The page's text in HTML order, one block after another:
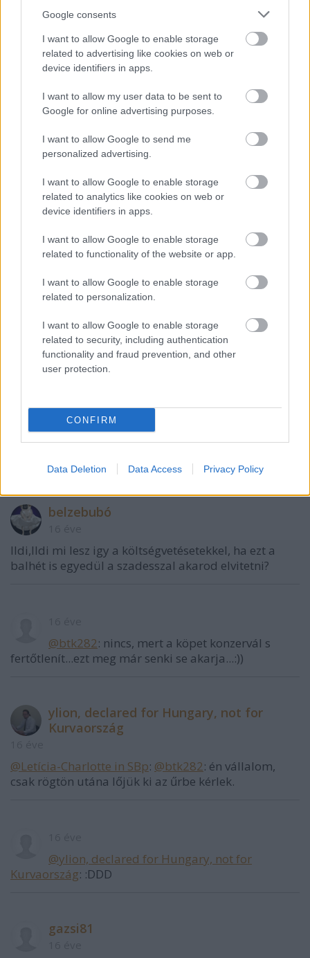
Google consents
I want to allow Google to enable storage
related to advertising like cookies on web or
device identifiers in apps.
I want to allow my user data to be sent to
Google for online advertising purposes.
I want to allow Google to send me
personalized advertising.
I want to allow Google to enable storage
related to analytics like cookies on web or
device identifiers in apps.
I want to allow Google to enable storage
related to functionality of the website or app.
I want to allow Google to enable storage
related to personalization.
I want to allow Google to enable storage
related to security, including authentication
functionality and fraud prevention, and other
user protection.
CONFIRM
Data Deletion Data Access Privacy Policy
16 éve
@lendvai attila: Lesz az 20% is, meglásd... :( Még tele
a buksza, még tele vannak lejárt szavatosságú
tésztával a raktárak.
16 éve
btk282
16 éve
tűrhetetlen, nem mehet tovább....hát nincs senki aki
szemen köpné????????????????????????????
fokabacsi
16 éve
!Le lettek zsírozva a dolgok. A népnek meg megy a
hülye duma, munkahelyteremtésről meg
adóbevételről. Végén kiderül, hogy ez a Putyin egy
belzebubó
Ildi,Ildi mi lesz igy a költségvetésetekkel, ha ezt a
balhét is egyedül a szadesszal akarod elvitetni?
@btk282: nincs, mert a köpet konzervál s
fertőtlenít...ezt meg már senki se akarja...:))
ylion, declared for Hungary, not for
Kurvaország
@Letícia-Charlotte in SBp: @btk282: én vállalom,
csak rögtön utána lőjük ki az űrbe kérlek.
@ylion, declared for Hungary, not for
Kurvaország: :DDD
gazsi81